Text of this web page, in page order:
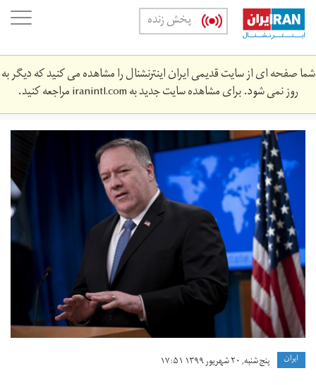
Skip
main
content
پخش زنده
شما صفحه ای از سایت قدیمی ایران اینترنشنال را مشاهده می کنید که دیگر به
روز نمی شود. برای مشاهده سایت جدید بهiranintl.comمراجعه کنید.
pompeo.jpg
ايران پنج شنبه, ۲۰ شهریور ۱۳۹۹ ۱۷:۵۱